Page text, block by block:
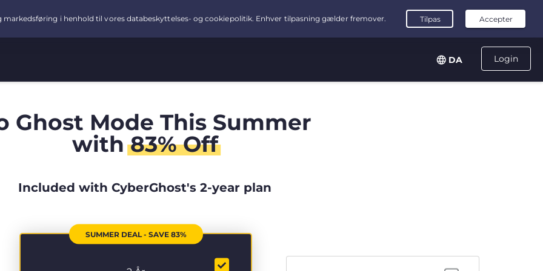
Login
DA
Ghost Mode This Summer
with83% Off
Included with CyberGhost's 2-year plan
SUMMER DEAL - SAVE 83%